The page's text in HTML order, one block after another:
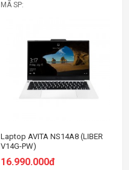
MÃ SP:
Laptop AVITA NS14A8 (LIBER
V14G-PW)
16.990.000đ